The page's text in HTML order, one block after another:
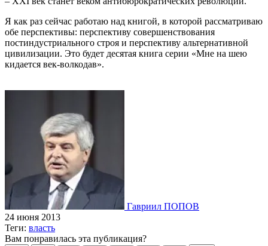
Я как раз сейчас работаю над книгой, в которой рассматриваю
обе перспективы: перспективу совершенствования
постиндустриального строя и перспективу альтернативной
цивилизации. Это будет десятая книга серии «Мне на шею
кидается век-волкодав».
Гавриил ПОПОВ
24 июня 2013
Теги: власть
Вам понравилась эта публикация?